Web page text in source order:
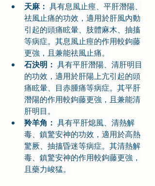
天麻： 具有息風止痙、平肝潛陽、
祛風止痛的功效，適用於肝風內動
引起的頭痛眩暈、肢體麻木、抽搐
等病症。其息風止痙的作用較鉤藤
更強，且兼能祛風止痛。
石決明： 具有平肝潛陽、清肝明目
的功效，適用於肝陽上亢引起的頭
痛眩暈、目赤腫痛等病症。其平肝
潛陽的作用較鉤藤更強，且兼能清
肝明目。
羚羊角： 具有平肝熄風、清熱解
毒、鎮驚安神的功效，適用於高熱
驚厥、抽搐昏迷等病症。其清熱解
毒、鎮驚安神的作用較鉤藤更強，
且藥力峻猛。